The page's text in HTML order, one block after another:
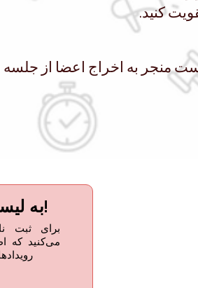
منجر به اخراج اعضا از جلسه
به لیست پستی ما بپیوندید!
برای ثبت
می‌کنید که